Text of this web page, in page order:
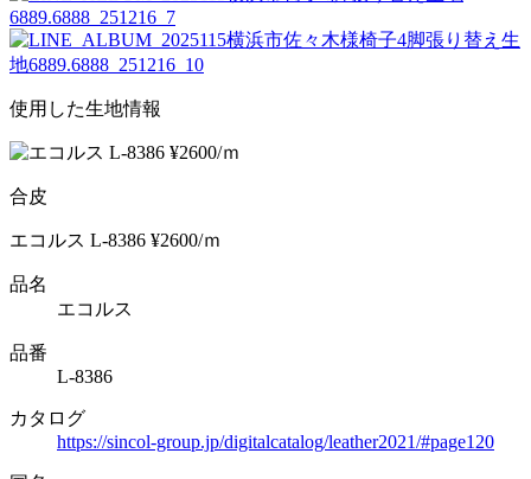
使用した生地情報
合皮
エコルス L-8386 ¥2600/ｍ
品名
エコルス
品番
L-8386
カタログ
https://sincol-group.jp/digitalcatalog/leather2021/#page120